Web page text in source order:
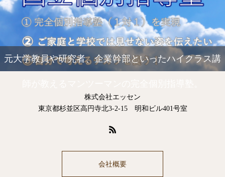
元大学教員や研究者、企業幹部といったハイクラス講
株式会社エッセン
東京都杉並区高円寺北3-2-15 明和ビル401号室
会社概要